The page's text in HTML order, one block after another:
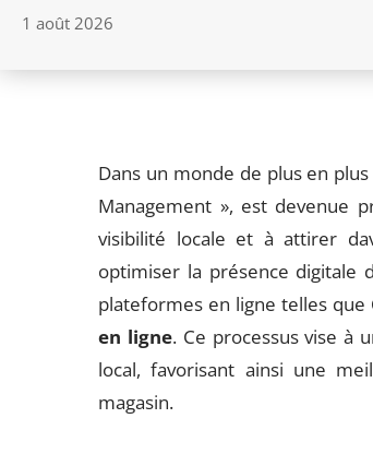
1 août 2026
Dans un monde de plus en plus
Management », est devenue
visibilité locale et à attirer
optimiser la présence digitale
plateformes en ligne telles que
en ligne. Ce processus vise à
local, favorisant ainsi une
magasin.